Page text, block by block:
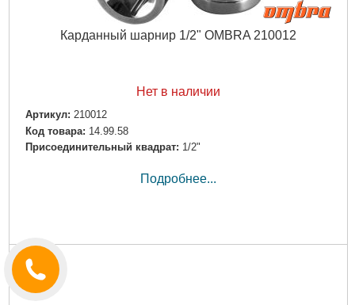
Карданный шарнир 1/2" OMBRA 210012
Нет в наличии
Артикул: 210012
Код товара: 14.99.58
Присоединительный квадрат: 1/2"
Подробнее...